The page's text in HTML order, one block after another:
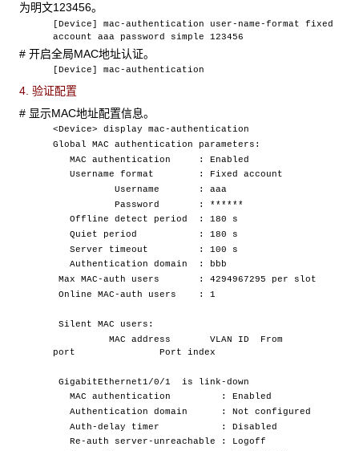
为明文123456。
[Device] mac-authentication user-name-format fixed
account aaa password simple 123456
# 开启全局MAC地址认证。
[Device] mac-authentication
4. 验证配置
# 显示MAC地址配置信息。
<Device> display mac-authentication
Global MAC authentication parameters:
MAC authentication : Enabled
Username format : Fixed account
Username : aaa
Password : ******
Offline detect period : 180 s
Quiet period : 180 s
Server timeout : 100 s
Authentication domain : bbb
Max MAC-auth users : 4294967295 per slot
Online MAC-auth users : 1
Silent MAC users:
MAC address VLAN ID From
port Port index
GigabitEthernet1/0/1 is link-down
MAC authentication : Enabled
Authentication domain : Not configured
Auth-delay timer : Disabled
Re-auth server-unreachable : Logoff